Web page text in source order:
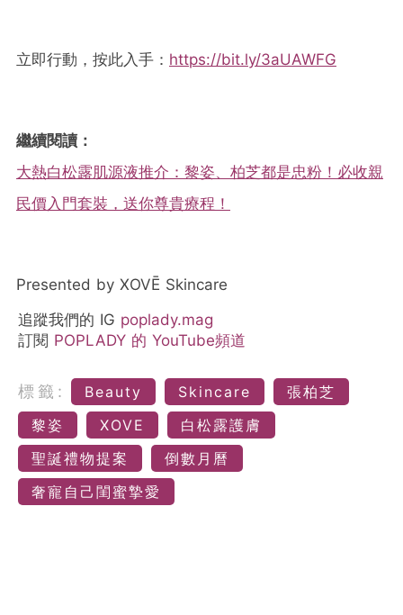
立即行動，按此入手： https://bit.ly/3aUAWFG
繼續閱讀：
大熱白松露肌源液推介：黎姿、柏芝都是忠粉！必收親
民價入門套裝，送你尊貴療程！
Presented by XOVĒ Skincare
追蹤我們的 IG poplady.mag
訂閱 POPLADY 的 YouTube頻道
標籤: Beauty Skincare
張柏芝
黎姿
XOVE
白松露護膚
聖誕禮物提案
倒數月曆
奢寵自己閨蜜摯愛